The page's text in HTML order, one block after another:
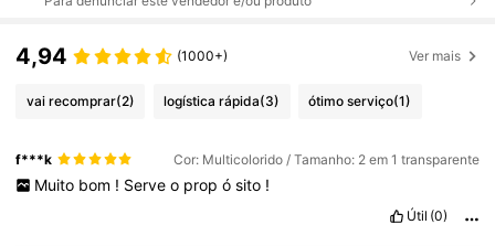
4,94 (1000+) Ver mais
vai recomprar(2) logística rápida(3) ótimo serviço(1)
f***k Cor: Multicolorido / Tamanho: 2 em 1 transparente
Muito bom ! Serve o prop ó sito !
Útil (0)